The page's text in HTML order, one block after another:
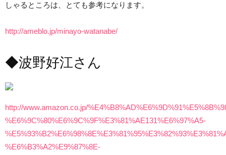
しゃるところは、とても参考になります。
http://ameblo.jp/minayo-watanabe/
◆波野好江さん
http://www.amazon.co.jp/
%E6%9C%80%E6%9C%9F%E3%81%AE131%E6%97%A5-
%E6%B3%A2%E9%87%8E-